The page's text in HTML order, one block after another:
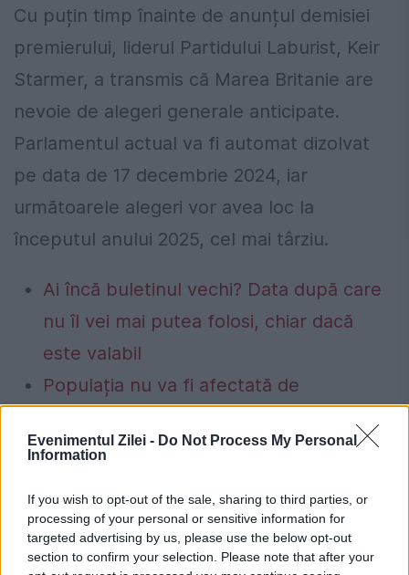
Evenimentul Zilei - Do Not Process My Personal
Information
If you wish to opt-out of the sale, sharing to third parties, or
processing of your personal or sensitive information for
targeted advertising by us, please use the below opt-out
section to confirm your selection. Please note that after your
Cu puțin timp înainte de anunțul demisiei
premierului, liderul Partidului Laburist, Keir
Starmer, a transmis că Marea Britanie are
nevoie de alegeri generale anticipate.
Parlamentul actual va fi automat dizolvat
pe data de 17 decembrie 2024, iar
următoarele alegeri vor avea loc la
începutul anului 2025, cel mai târziu.
Ai încă buletinul vechi? Data după care
nu îl vei mai putea folosi, chiar dacă
este valabil
Populația nu va fi afectată de
energie. Cristian Bușoi: Nu se vor face
casnici